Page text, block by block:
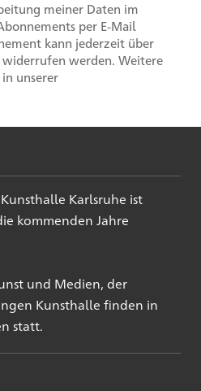
meiner Daten im
per E-Mail
kann jederzeit über
werden. Weitere
unserer
Karlsruhe ist
kommenden Jahre
und Medien, der
Kunsthalle finden in
statt.